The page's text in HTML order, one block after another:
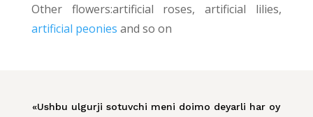
Other flowers:artificial roses, artificial lilies,
artificial peonies and so on
«Ushbu ulgurji sotuvchi meni doimo deyarli har oy